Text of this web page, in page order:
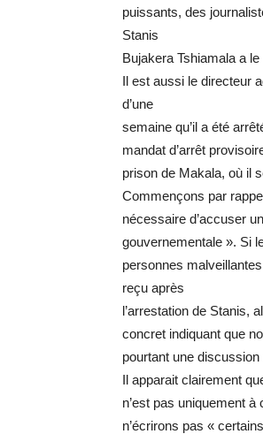
puissants, des
Stanis
Bujakera Tshiamala a
Il est aussi le directeur
d’une
semaine qu’il a été
mandat d’arrêt
prison de Makala, où il
Commençons par
nécessaire d’accuser
gouvernementale ». Si
personnes
reçu après
l’arrestation de Stanis,
concret indiquant que
pourtant une
Il apparait clairement
n’est pas uniquement
n’écrirons pas «